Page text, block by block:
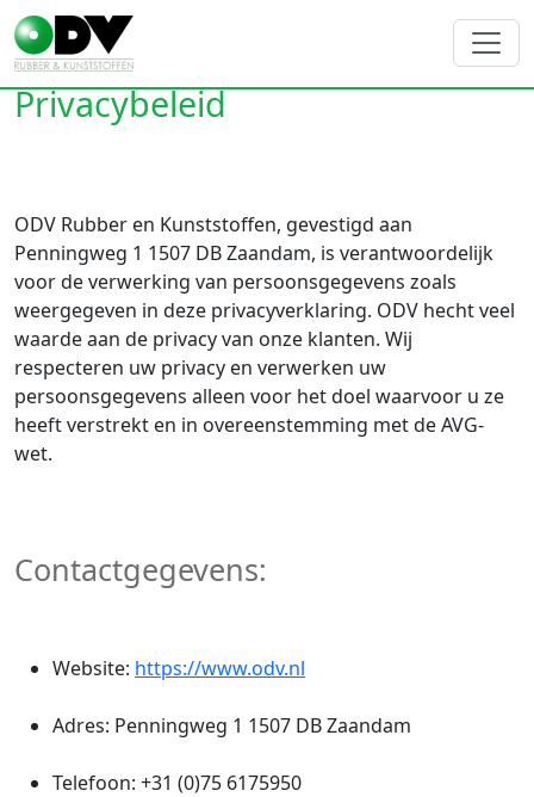
Privacybeleid
ODV Rubber en Kunststoffen, gevestigd aan
Penningweg 1 1507 DB Zaandam, is verantwoordelijk
voor de verwerking van persoonsgegevens zoals
weergegeven in deze privacyverklaring. ODV hecht veel
waarde aan de privacy van onze klanten. Wij
respecteren uw privacy en verwerken uw
persoonsgegevens alleen voor het doel waarvoor u ze
heeft verstrekt en in overeenstemming met de AVG-
wet.
Contactgegevens:
Website: https://www.odv.nl
Adres: Penningweg 1 1507 DB Zaandam
Telefoon: +31 (0)75 6175950